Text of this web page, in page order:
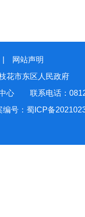
网站声明
市东区人民政府
中心 联系电话：
编号：蜀ICP备